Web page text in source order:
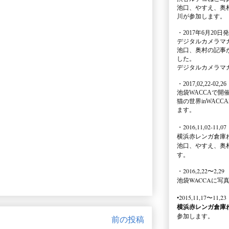
前の投稿
池口、やすえ、奥
川が参加します。
・2017年6月20日
デジタルカメラマ
池口、奥村の記事
した。
デジタルカメラマ
・2017,02,22-02,26
池袋WACCAで開
猫の世界
ます。
・2016,11,02-11,07
横浜赤レンガ倉庫
池口、やすえ、奥
す。
・2016,2,22〜2,29
池袋WACCAに写
•2015,11,17〜11,23
横浜赤レンガ倉庫
参加します。